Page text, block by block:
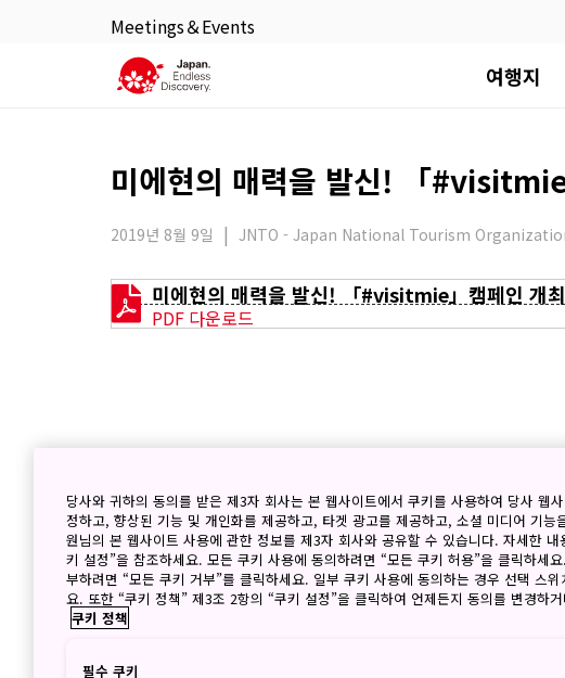
Meetings＆Events
여행지
미에현의 매력을 발신! 「
2019년 8월 9일 JNTO - Japan National Tourism
미에현의 매력을 발신! 「#visitmie」캠페인 개
PDF 다운로드
당사와 귀하의 동의를 받은 제3자 회사는 본 웹사이트에서 쿠키를 사용하여 당사 웹
정하고, 향상된 기능 및 개인화를 제공하고, 타겟 광고를 제공하고, 소셜 미디어 기능
원님의 본 웹사이트 사용에 관한 정보를 제3자 회사와 공유할 수 있습니다. 자세한 내
키 설정”을 참조하세요. 모든 쿠키 사용에 동의하려면 “모든 쿠키 허용”을 클릭하세
부하려면 “모든 쿠키 거부”를 클릭하세요. 일부 쿠키 사용에 동의하는 경우 선택 스
요. 또한 “쿠키 정책” 제3조 2항의 “쿠키 설정”을 클릭하여 언제든지 동의를 변경하
쿠키 정책
필수 쿠키